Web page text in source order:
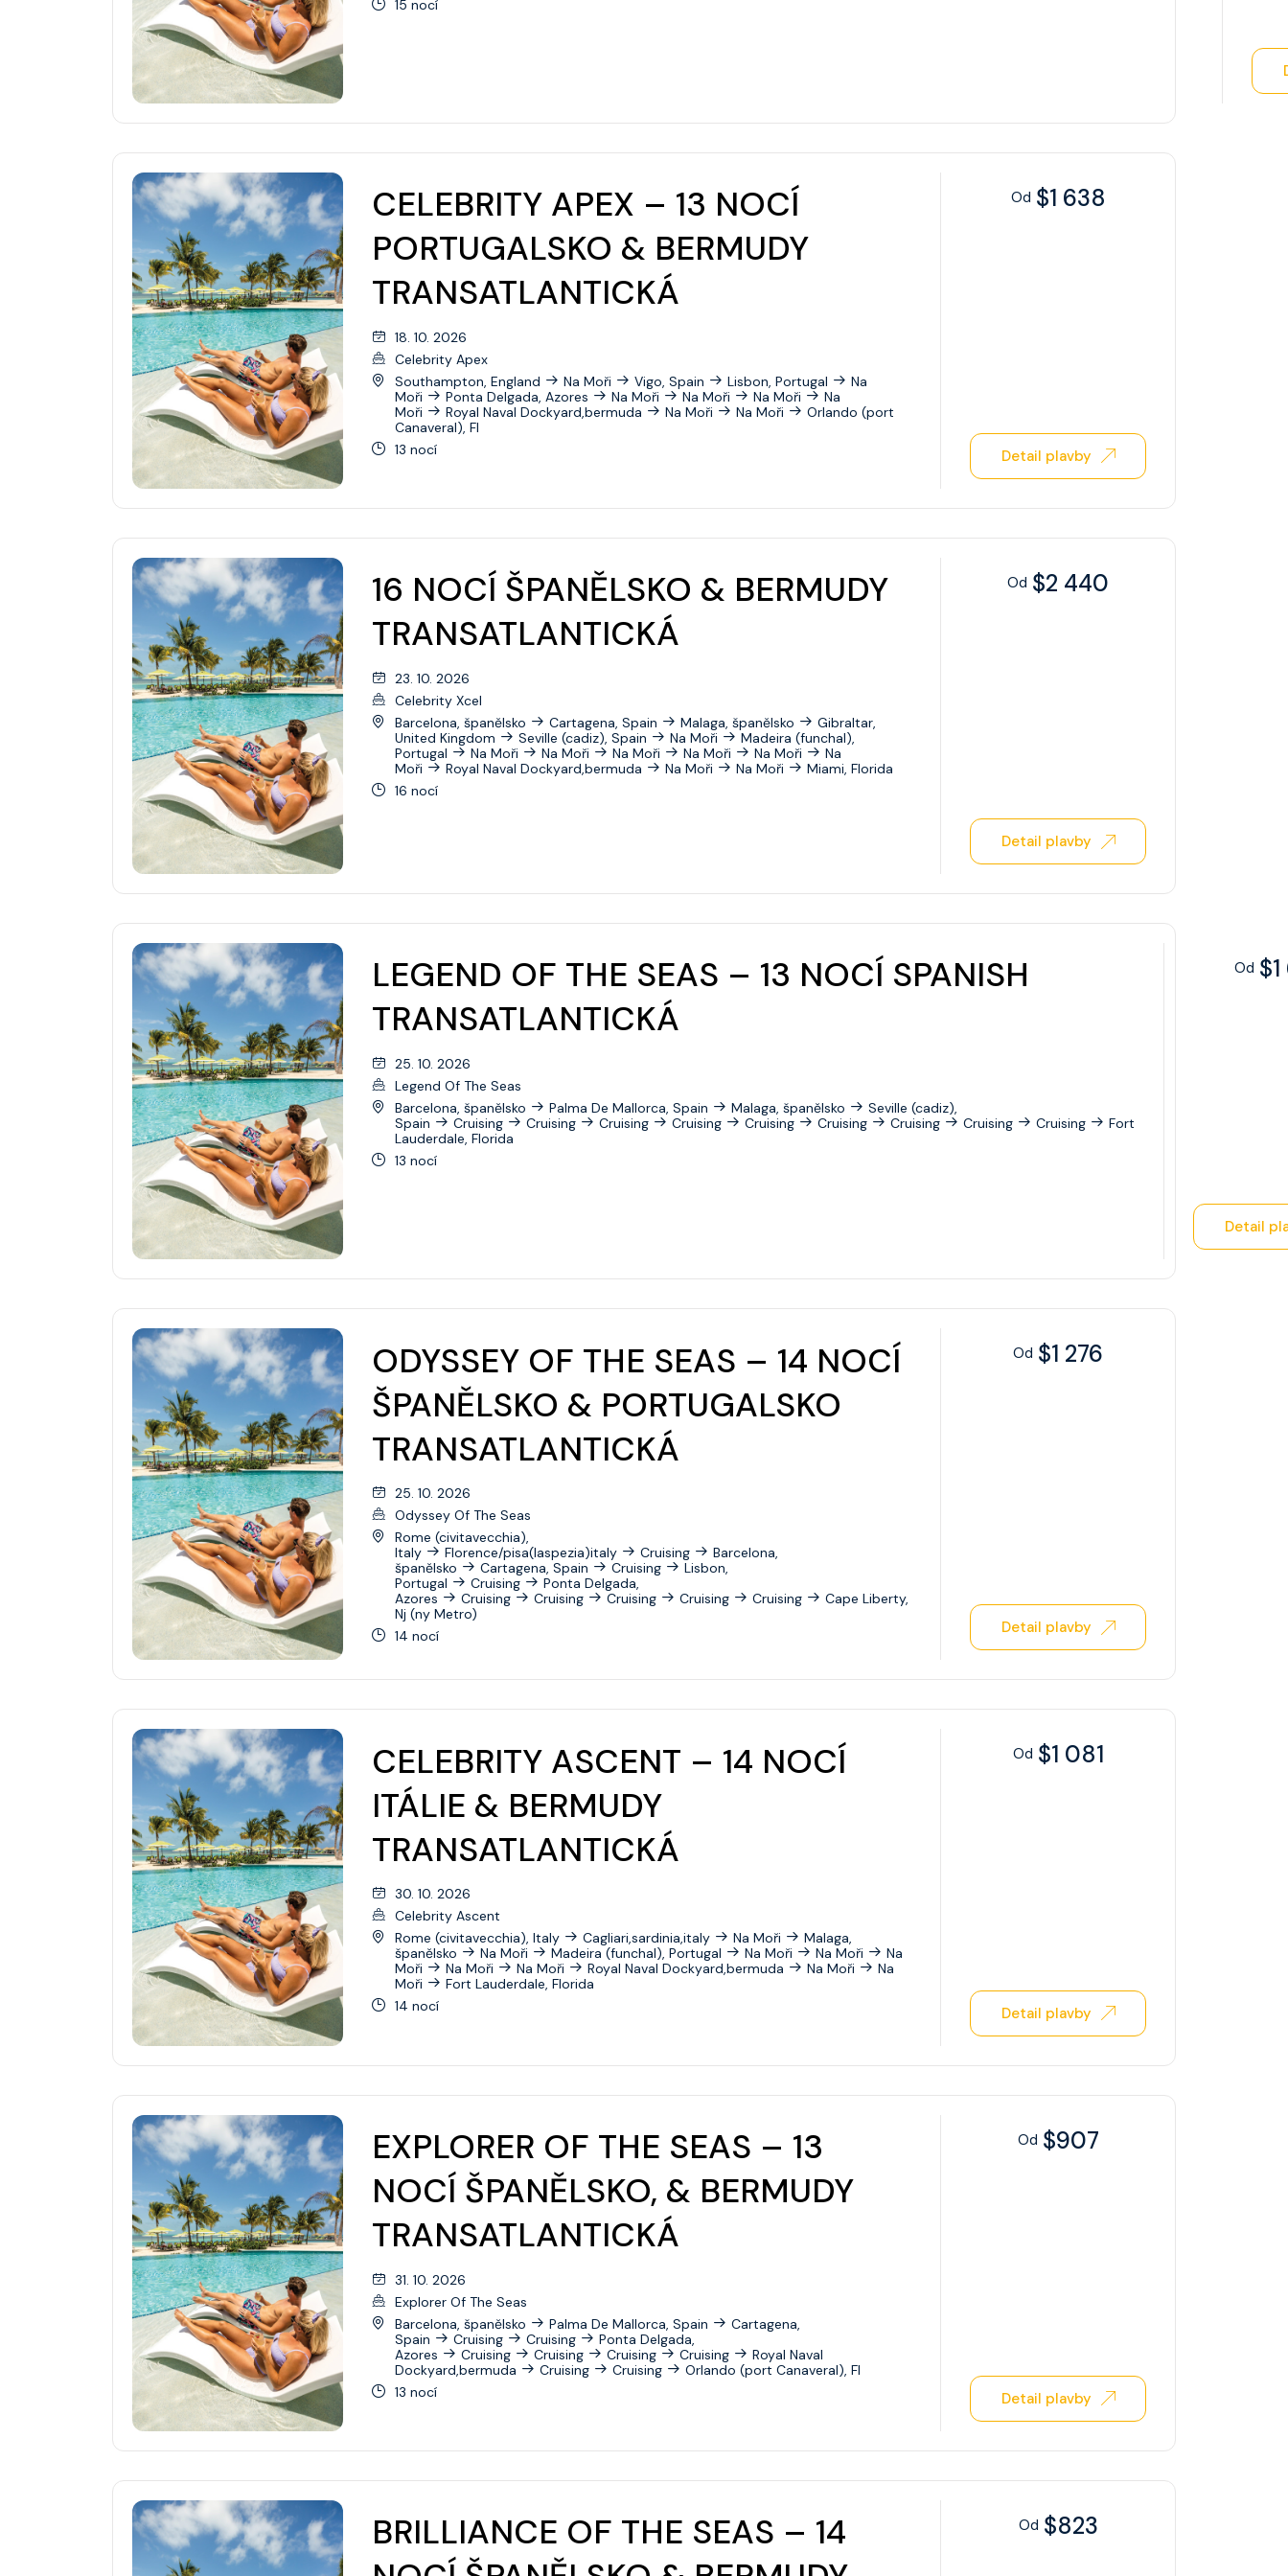
Přemístění Lodí
Mexiko
Pacifický Severozápad
Jižní Amerika
Transatlantic
Panamský průplav
Transpacific
Legend Of The Seas
Mariner Of The Seas
Navigator Of The Seas
Oasis Of The Seas
Quantum Of The Seas
Serenade Of The Seas
Star Of The Seas
Symphony Of The Seas
Voyager Of The Seas
Wonder Of The Seas
Celebrity Beyond
Celebrity Boundless
Celebrity Compass
Celebrity Constellation
Celebrity Equinox
Celebrity Reflection
Celebrity Roamer
Celebrity Seeker
Celebrity Silhouette
Celebrity Solstice
Celebrity Summit
Celebrity Xcel
Celebrity Xpedition
15 nocí
CELEBRITY APEX – 13 NOCÍ
PORTUGALSKO & BERMUDY
TRANSATLANTICKÁ
18. 10. 2026
Celebrity Apex
Southampton, England
Na Moři Vigo, Spain Lisbon, Portugal
Na
Moři
Ponta Delgada, Azores Na Moři Na Moři Na Moři
Na
Moři
Royal Naval Dockyard,bermuda Na Moři Na Moři
Orlando (port
Canaveral), Fl
13 nocí
Od $1 638
Detail plavby
16 NOCÍ ŠPANĚLSKO & BERMUDY
TRANSATLANTICKÁ
23. 10. 2026
Celebrity Xcel
Barcelona, španělsko
Cartagena, Spain Malaga, španělsko
Gibraltar,
United Kingdom
Seville (cadiz), Spain Na Moři
Madeira (funchal),
Portugal
Na Moři Na Moři Na Moři Na Moři Na Moři
Na
Moři
Royal Naval Dockyard,bermuda Na Moři Na Moři
Miami, Florida
16 nocí
Od $2 440
Detail plavby
LEGEND OF THE SEAS – 13 NOCÍ SPANISH
TRANSATLANTICKÁ
25. 10. 2026
Legend Of The Seas
Barcelona, španělsko
Palma De Mallorca, Spain Malaga, španělsko
Seville (cadiz),
Spain
Cruising Cruising Cruising Cruising Cruising Cruising Cruising Cruising Cruising
Fort
Lauderdale, Florida
13 nocí
Od
Detail
ODYSSEY OF THE SEAS – 14 NOCÍ
ŠPANĚLSKO & PORTUGALSKO
TRANSATLANTICKÁ
25. 10. 2026
Odyssey Of The Seas
Rome (civitavecchia),
Italy
Florence/pisa(laspezia)italy Cruising
Barcelona,
španělsko
Cartagena, Spain Cruising
Lisbon,
Portugal
Cruising
Ponta Delgada,
Azores
Cruising Cruising Cruising Cruising Cruising
Cape Liberty,
Nj (ny Metro)
14 nocí
Od $1 276
Detail plavby
CELEBRITY ASCENT – 14 NOCÍ
ITÁLIE & BERMUDY
TRANSATLANTICKÁ
30. 10. 2026
Celebrity Ascent
Rome (civitavecchia), Italy
Cagliari,sardinia,italy Na Moři
Malaga,
španělsko
Na Moři Madeira (funchal), Portugal Na Moři Na Moři
Na
Moři
Na Moři Na Moři Royal Naval Dockyard,bermuda Na Moři
Na
Moři
Fort Lauderdale, Florida
14 nocí
Od $1 081
Detail plavby
EXPLORER OF THE SEAS – 13
NOCÍ ŠPANĚLSKO, & BERMUDY
TRANSATLANTICKÁ
31. 10. 2026
Explorer Of The Seas
Barcelona, španělsko
Palma De Mallorca, Spain
Cartagena,
Spain
Cruising Cruising
Ponta Delgada,
Azores
Cruising Cruising Cruising Cruising
Royal Naval
Dockyard,bermuda
Cruising Cruising
Orlando (port Canaveral), Fl
13 nocí
Od $907
Detail plavby
BRILLIANCE OF THE SEAS – 14
Od $823